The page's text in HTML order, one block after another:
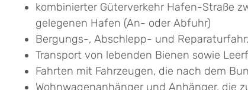
kombinierter Güterverkehr Hafen-Straße
gelegenen Hafen (An- oder Abfuhr)
Bergungs-, Abschlepp- und
Transport von lebenden Bienen sowie
Fahrten mit Fahrzeugen, die nach dem
Wohnwagenanhänger und Anhänger, die